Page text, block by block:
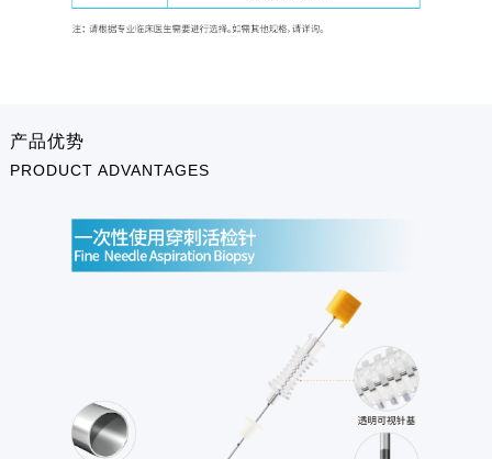
产品优势
PRODUCT ADVANTAGES